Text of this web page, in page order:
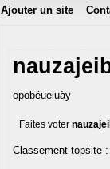
Ajouter un site
opobéueiuày
Faites voter
Classement topsite :